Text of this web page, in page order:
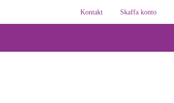
Kontakt
Skaffa konto